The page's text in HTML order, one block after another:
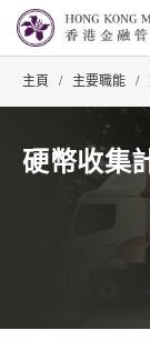
主頁 / 主要職能 /
硬幣收集